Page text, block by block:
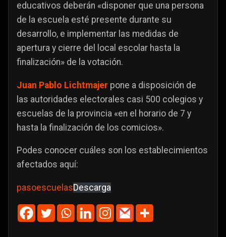
educativos deberán «disponer que una persona
de la escuela esté presente durante su
desarrollo, e implementar las medidas de
apertura y cierre del local escolar hasta la
finalización» de la votación.
Juan Pablo Lichtmajer pone a disposición de
las autoridades electorales casi 500 colegios y
escuelas de la provincia «en el horario de 7 y
hasta la finalización de los comicios».
Podes conocer cuáles son los establecimientos
afectados aquí:
pasoescuelasDescarga